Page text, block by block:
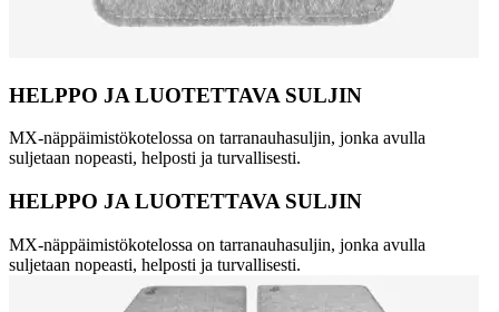
HELPPO JA LUOTETTAVA SULJIN
MX-näppäimistökotelossa on tarranauhasuljin, jonka avulla
suljetaan nopeasti, helposti ja turvallisesti.
HELPPO JA LUOTETTAVA SULJIN
MX-näppäimistökotelossa on tarranauhasuljin, jonka avulla
suljetaan nopeasti, helposti ja turvallisesti.